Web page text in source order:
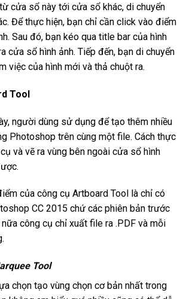
cửa sổ này tới cửa sổ khác, di chuyển
Để thực hiện, bạn chỉ cần click vào điểm
Sau đó, bạn kéo qua title bar của hình
cửa sổ hình ảnh. Tiếp đến, bạn di chuyển
việc của hình mới và thả chuột ra.
Tool
người dùng sử dụng để tạo thêm nhiều
Photoshop trên cùng một file. Cách thực
và vẽ ra vùng bên ngoài cửa sổ hình
của công cụ Artboard Tool là chỉ có
CC 2015 chứ các phiên bản trước
công cụ chỉ xuất file ra .PDF và mỗi
Tool
chọn tạo vùng chọn cơ bản nhất trong